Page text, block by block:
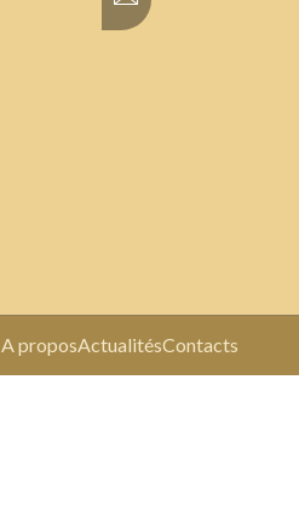
A proposActualitésContacts